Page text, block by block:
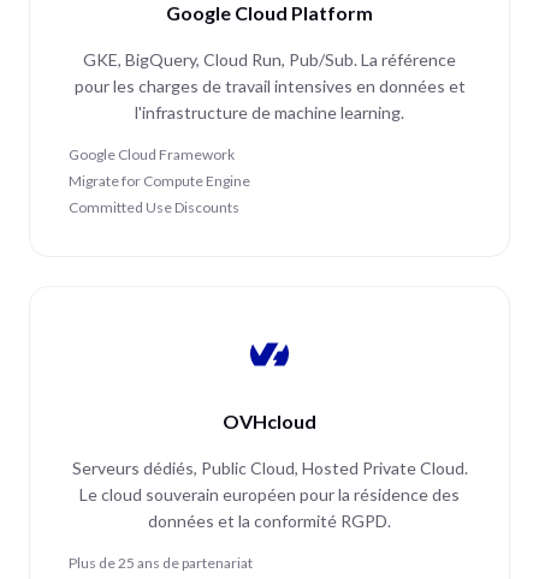
Google Cloud Platform
GKE, BigQuery, Cloud Run, Pub/Sub. La référence
pour les charges de travail intensives en données et
l'infrastructure de machine learning.
Google Cloud Framework
Migrate for Compute Engine
Committed Use Discounts
OVHcloud
Serveurs dédiés, Public Cloud, Hosted Private Cloud.
Le cloud souverain européen pour la résidence des
données et la conformité RGPD.
Plus de 25 ans de partenariat